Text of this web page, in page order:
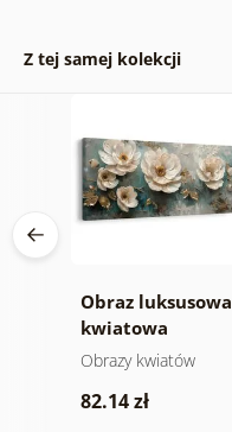
Z tej samej kolekcji
Obraz luksusowa
kwiatowa
harmonia
Obrazy kwiatów
82.14 zł